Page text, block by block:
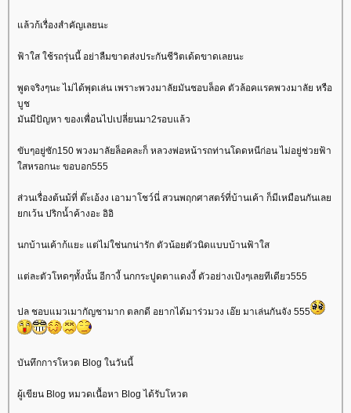
ล้วก้เรื่องสำคัญเลยนะ
ฟ้าใส ใช้รถรุ่นนี้ อย่าลืมขาดส่งประกันชีวิตเด้ดขาดเลยนะ
พูดจริงๆนะ ไม่ได้พุดเล่น เพราะพวงมาลัยมันชอบล็อค ตัวล้อคแรคพวงมาลัย หรือ
บูช
มันมีปัญหา ของเพื่อนไปเปลี่ยนมา2รอบแล้ว
ขับๆอยู่ซัก150 พวงมาลัยล็อคละก็ หลวงพ่อหน้ารถท่านโดดหนีก่อน ไม่อยู่ช่วยฟ้า
สหรอกนะ ขอบอก555
ส่วนเรื่องต้นม้ที่ ต๊ะเอ้งง เอามาโชว์นี่ สวนพฤกศาสตร์ที่บ้านเค้า ก็มีเหมือนกันเล
กเว้น ปริกน้ำค้างอะ อิอิ
นกบ้านเค้าก้แยะ แต่ไม่ใช่นกน่ารัก ตัวน้อยตัวนิดแบบบ้านฟ้าใส
ต่ละตัวโหดๆทั้งนั้น อีกางี้ นกกระปูดตาแดงงี้ ตัวอย่างเป้งๆเลยทีเดียว555
ปล ชอบแมวเมากัญชามาก ตลกดี อยากได้มาร่วมวง เอ๊ย มาเล่นกันจัง 555
บันทึกการโหวต Blog ในวันนี้
ผู้เขียน Blog หมวดเนื้อหา Blog ได้รับโหวต